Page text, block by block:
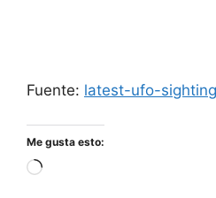
Fuente: latest-ufo-
Me gusta esto:
Cargando...